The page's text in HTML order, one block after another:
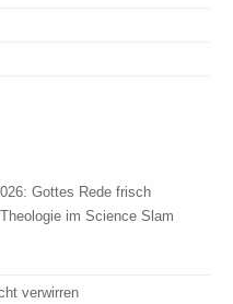
Gottes Rede frisch
im Science Slam
verwirren